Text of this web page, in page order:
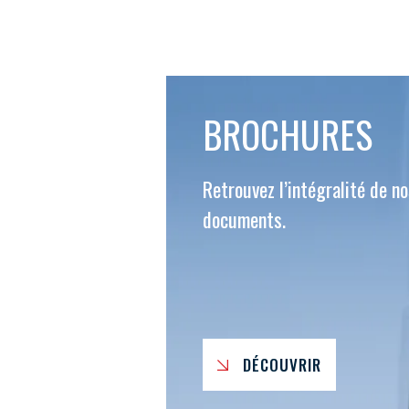
BROCHURES
Retrouvez l’intégralité de
documents.
DÉCOUVRIR
VOUS ÊTES
Développez votre activité à
pérennité de votre